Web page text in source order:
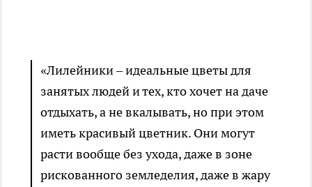
«Лилейники – идеальные цветы для
занятых людей и тех, кто хочет на даче
отдыхать, а не вкалывать, но при этом
иметь красивый цветник. Они могут
расти вообще без ухода, даже в зоне
рискованного земледелия, даже в жару